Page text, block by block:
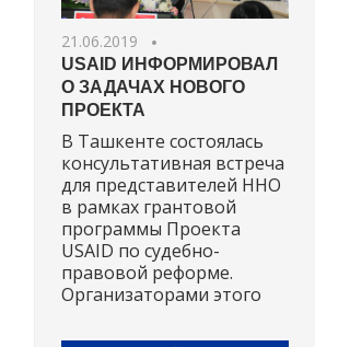
21.06.2019
USAID ИНФОРМИРОВАЛ
О ЗАДАЧАХ НОВОГО
ПРОЕКТА
В Ташкенте состоялась
консультативная встреча
для представителей ННО
в рамках грантовой
программы Проекта
USAID по судебно-
правовой реформе.
Организаторами этого